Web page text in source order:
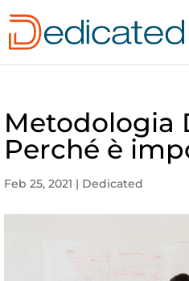
Metodologia
Perché è
Feb 25, 2021 | Dedicated